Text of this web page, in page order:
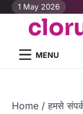
Skip
content
1 May 2026
MENU
Home हमसे